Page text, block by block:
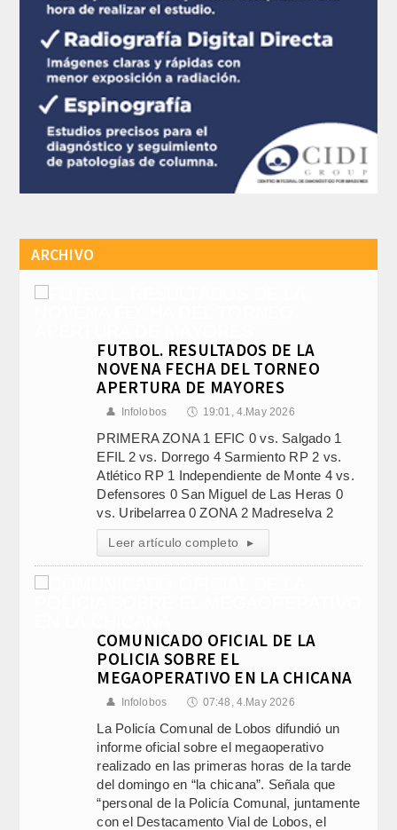
ARCHIVO
FUTBOL. RESULTADOS DE LA
NOVENA FECHA DEL TORNEO
APERTURA DE MAYORES
👤 Infolobos 🕔 19:01, 4.May 2026
PRIMERA ZONA 1 EFIC 0 vs. Salgado 1
EFIL 2 vs. Dorrego 4 Sarmiento RP 2 vs.
Atlético RP 1 Independiente de Monte 4 vs.
Defensores 0 San Miguel de Las Heras 0
vs. Uribelarrea 0 ZONA 2 Madreselva 2
Leer artículo completo ▸
COMUNICADO OFICIAL DE LA
POLICIA SOBRE EL
MEGAOPERATIVO EN LA CHICANA
👤 Infolobos 🕔 07:48, 4.May 2026
La Policía Comunal de Lobos difundió un
informe oficial sobre el megaoperativo
realizado en las primeras horas de la tarde
del domingo en “la chicana”. Señala que
“personal de la Policía Comunal, juntamente
con el Destacamento Vial de Lobos, el